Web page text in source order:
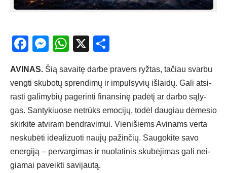
Facebook
Messenger
WhatsApp
X
AVI­NAS. Šią sa­vai­tę dar­be pra­vers ryž­tas, ta­čiau svar­bu
veng­ti sku­bo­tų spren­di­mų ir im­pul­sy­vių iš­lai­dų. Ga­li at­si­
ras­ti ga­li­my­bių pa­ge­rin­ti fi­nan­si­nę pa­dė­tį ar dar­bo są­ly­
gas. San­ty­kiuo­se ne­trūks emo­ci­jų, to­dėl dau­giau dė­me­sio
skir­ki­te at­vi­ram bend­ra­vi­mui. Vie­ni­šiems Avi­nams ver­ta
ne­sku­bė­ti idea­li­zuo­ti nau­jų pa­žin­čių. Sau­go­ki­te sa­vo
ener­gi­ją – per­var­gi­mas ir nuo­la­ti­nis sku­bė­ji­mas ga­li nei­
gia­mai pa­veik­ti sa­vi­jau­tą.